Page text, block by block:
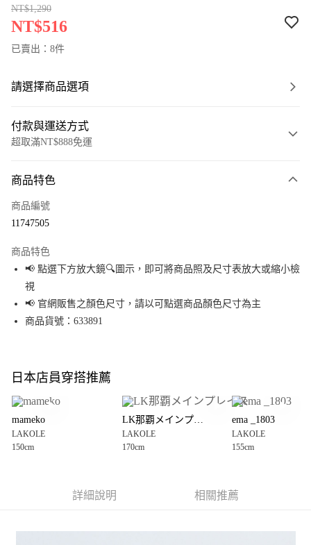
NT$1,290
NT$516
已賣出：8件
請選擇商品選項
付款與運送方式
超取滿NT$888免運
信用卡一次付款
Apple Pay
街口支付
悠遊付
全盈+PAY
大哥付你分期
1.本服務由台灣大哥大提供，台灣大哥大用戶可立即使用無須另外申請。
2.付款方式選擇「大哥付你分期」，訂單成立後會自動跳轉到大哥付的交易
3.實際核准額度、可分期數及費用金額請依後續交易確認頁面所載為準。
4.訂單成立30分鐘內，如未前往確認交易或遇審核未通過，訂單將自動取
AFTEE先享後付
３．安心：先確認商品／服務後，再付款。
每筆NT$80，滿NT$888(含以上)免運費
商品特色
商品編號
11747505
商品特色
📢 點選下方放大鏡🔍圖示，即可將商品照及尺寸表放大或縮小檢
視
📢 官網販售之顏色尺寸，請以可點選商品顏色尺寸為主
商品貨號：633891
日本店員穿搭推薦
mameko
LAKOLE
150cm
LK那覇メインプレイス
LAKOLE
170cm
ema _1803
LAKOLE
155cm
詳細說明 相關推薦